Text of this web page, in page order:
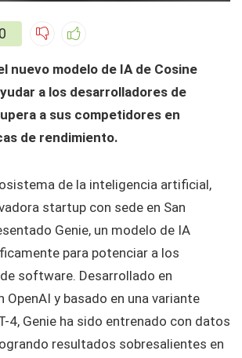
0
nuevo modelo de IA de Cosine
a los desarrolladores de
a sus competidores en
de rendimiento.
de la inteligencia artificial,
startup con sede en San
Genie, un modelo de IA
para potenciar a los
software. Desarrollado en
OpenAI y basado en una variante
4, Genie ha sido entrenado con datos
resultados sobresalientes en